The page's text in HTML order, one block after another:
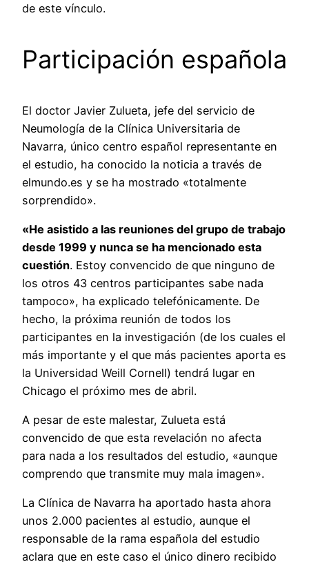
de este vínculo.
Participación española
El doctor Javier Zulueta, jefe del servicio de
Neumología de la Clínica Universitaria de
Navarra, único centro español representante en
el estudio, ha conocido la noticia a través de
elmundo.es y se ha mostrado «totalmente
sorprendido».
«He asistido a las reuniones del grupo de trabajo
desde 1999 y nunca se ha mencionado esta
cuestión. Estoy convencido de que ninguno de
los otros 43 centros participantes sabe nada
tampoco», ha explicado telefónicamente. De
hecho, la próxima reunión de todos los
participantes en la investigación (de los cuales el
más importante y el que más pacientes aporta es
la Universidad Weill Cornell) tendrá lugar en
Chicago el próximo mes de abril.
A pesar de este malestar, Zulueta está
convencido de que esta revelación no afecta
para nada a los resultados del estudio, «aunque
comprendo que transmite muy mala imagen».
La Clínica de Navarra ha aportado hasta ahora
unos 2.000 pacientes al estudio, aunque el
responsable de la rama española del estudio
aclara que en este caso el único dinero recibido